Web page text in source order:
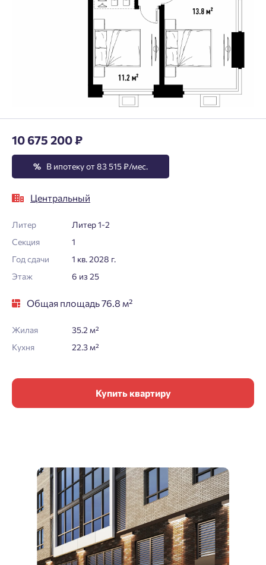
10 675 200 ₽
% В ипотеку от 83 515 ₽/мес.
Центральный
Литер
Литер 1-2
Секция
1
Год сдачи
1 кв. 2028 г.
Этаж
6 из 25
Общая площадь 76.8 м²
Жилая
35.2 м²
Кухня
22.3 м²
Купить квартиру